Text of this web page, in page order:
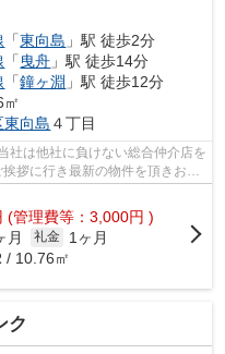
「東向島 」駅 徒歩2分
「 曳舟 」駅 徒歩14分
「鐘ヶ淵 」駅 徒歩12分
東向島 ４丁目
社は他社に負けない総合仲介店を
拶に行き最新の物件を頂きお客
(管理費等：3,000円 )
月 礼金
1ヶ月
/ 10.76㎡
ク